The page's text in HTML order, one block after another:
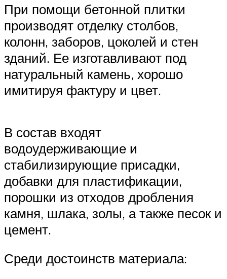
При помощи бетонной плитки
производят отделку столбов,
колонн, заборов, цоколей и стен
зданий. Ее изготавливают под
натуральный камень, хорошо
имитируя фактуру и цвет.
В состав входят
водоудерживающие и
стабилизирующие присадки,
добавки для пластификации,
порошки из отходов дробления
камня, шлака, золы, а также песок и
цемент.
Среди достоинств материала: